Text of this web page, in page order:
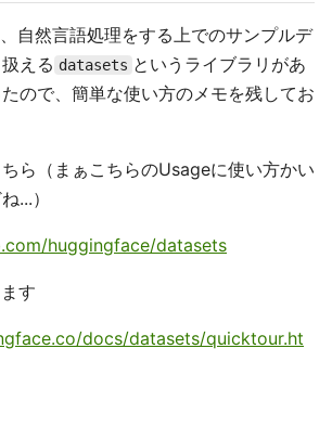
自然言語処理をする上でのサンプルデ
える datasets というライブラリがあ
ので、簡単な使い方のメモを残してお
ら（まぁこちらのUsageに使い方かい
...）
huggingface/datasets
す
docs/datasets/quicktour.ht